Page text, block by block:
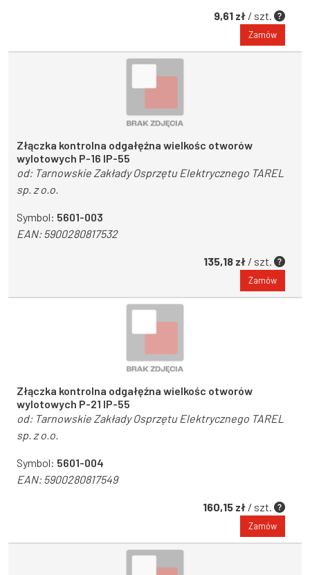
9,61 zł / szt.
Zamów
Złączka kontrolna odgałęźna wielkośc otworów
wylotowych P-16 IP-55
od: Tarnowskie Zakłady Osprzętu Elektrycznego TAREL
sp. z o.o.
Symbol: 5601-003
EAN:5900280817532
135,18 zł / szt.
Zamów
Złączka kontrolna odgałęźna wielkośc otworów
wylotowych P-21 IP-55
od: Tarnowskie Zakłady Osprzętu Elektrycznego TAREL
sp. z o.o.
Symbol: 5601-004
EAN:5900280817549
160,15 zł / szt.
Zamów